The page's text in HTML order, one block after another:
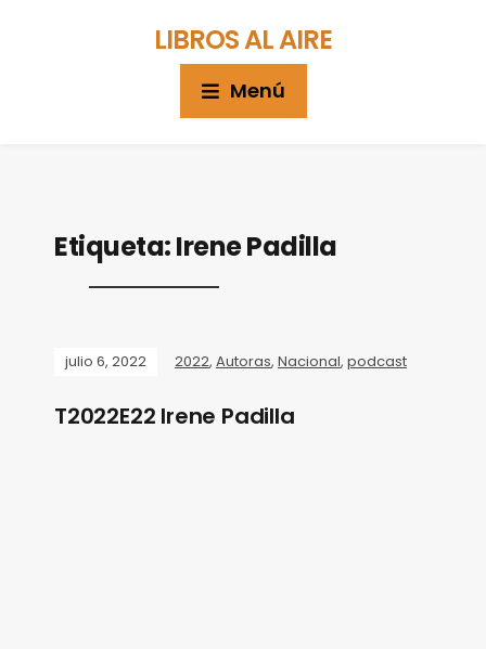
LIBROS AL AIRE
Menú
Etiqueta:Irene Padilla
julio 6, 2022 2022, Autoras, Nacional, podcast
T2022E22 Irene Padilla